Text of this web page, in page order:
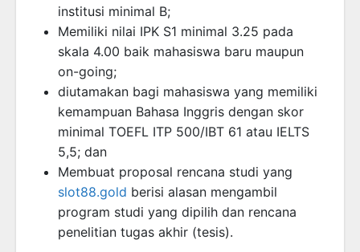
institusi minimal B;
Memiliki nilai IPK S1 minimal 3.25 pada
skala 4.00 baik mahasiswa baru maupun
on-going;
diutamakan bagi mahasiswa yang memiliki
kemampuan Bahasa Inggris dengan skor
minimal TOEFL ITP 500/IBT 61 atau IELTS
5,5; dan
Membuat proposal rencana studi yang
slot88.gold berisi alasan mengambil
program studi yang dipilih dan rencana
penelitian tugas akhir (tesis).